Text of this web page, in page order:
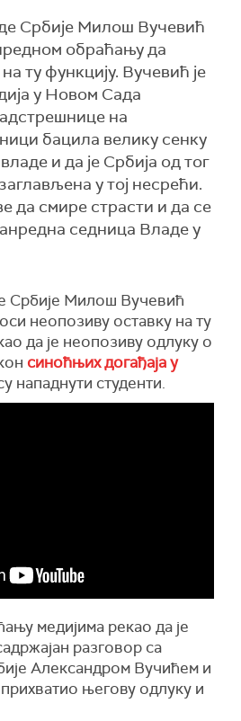
Србије Милош Вучевић
обраћању да
ту функцију. Вучевић је
у Новом Сада
на
бацила велику сенку
и да је Србија од тог
у тој несрећи.
да смире страсти и да се
седница Владе у
Србије Милош Вучевић
неопозиву оставку на ту
да је неопозиву одлуку о
синоћњих догађаја у
нападнути студенти.
медијима рекао да је
разговор са
Александром Вучићем и
његову одлуку и